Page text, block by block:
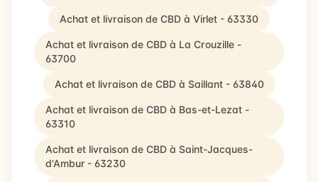
Achat et livraison de CBD à Virlet - 63330
Achat et livraison de CBD à La Crouzille -
63700
Achat et livraison de CBD à Saillant - 63840
Achat et livraison de CBD à Bas-et-Lezat -
63310
Achat et livraison de CBD à Saint-Jacques-
d'Ambur - 63230